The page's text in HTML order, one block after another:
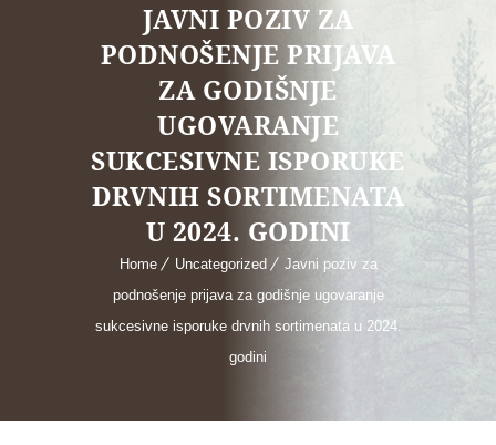
JAVNI POZIV ZA
PODNOŠENJE PRIJAVA
ZA GODIŠNJE
UGOVARANJE
SUKCESIVNE ISPORUKE
DRVNIH SORTIMENATA
U 2024. GODINI
Home Uncategorized
Javni poziv za
podnošenje prijava za godišnje ugovaranje
sukcesivne isporuke drvnih sortimenata u 2024.
godini